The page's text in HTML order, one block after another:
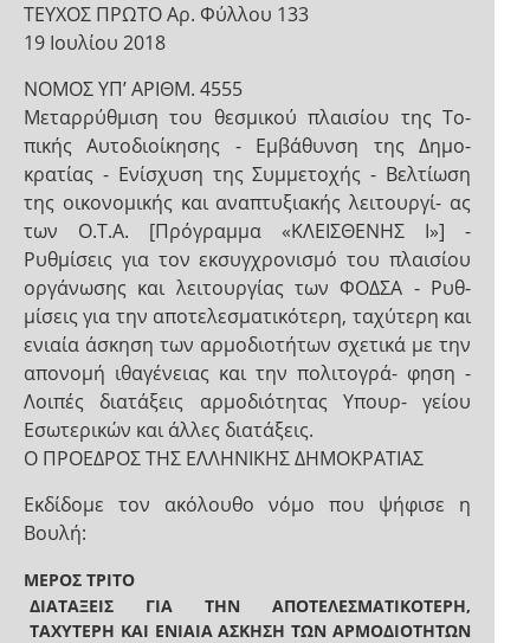
ΤΕΥΧΟΣ ΠΡΩΤΟ Αρ. Φύλλου 133
19 Ιουλίου 2018
NOMOΣ ΥΠ’ ΑΡΙΘΜ. 4555
Μεταρρύθμιση του θεσμικού πλαισίου της Το-
πικής Αυτοδιοίκησης - Εμβάθυνση της Δημο-
κρατίας - Ενίσχυση της Συμμετοχής - Βελτίωση
της οικονομικής και αναπτυξιακής λειτουργί- ας
των Ο.Τ.Α. [Πρόγραμμα «ΚΛΕΙΣΘΕΝΗΣ Ι»] -
Ρυθμίσεις για τον εκσυγχρονισμό του πλαισίου
οργάνωσης και λειτουργίας των ΦΟΔΣΑ - Ρυθ-
μίσεις για την αποτελεσματικότερη, ταχύτερη και
ενιαία άσκηση των αρμοδιοτήτων σχετικά με την
απονομή ιθαγένειας και την πολιτογρά- φηση -
Λοιπές διατάξεις αρμοδιότητας Υπουρ- γείου
Εσωτερικών και άλλες διατάξεις.
Ο ΠΡΟΕΔΡΟΣ ΤΗΣ ΕΛΛΗΝΙΚΗΣ ΔΗΜΟΚΡΑΤΙΑΣ
Εκδίδομε τον ακόλουθο νόμο που ψήφισε η
Βουλή:
ΜΕΡΟΣ ΤΡΙΤΟ
ΔΙΑΤΑΞΕΙΣ ΓΙΑ ΤΗΝ ΑΠΟΤΕΛΕΣΜΑΤΙΚΟΤΕΡΗ,
ΤΑΧΥΤΕΡΗ ΚΑΙ ΕΝΙΑΙΑ ΑΣΚΗΣΗ ΤΩΝ ΑΡΜΟΔΙΟΤΗΤΩΝ